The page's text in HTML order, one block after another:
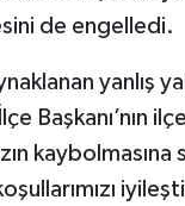
de engelledi.
yanlış
Başkanı’nın